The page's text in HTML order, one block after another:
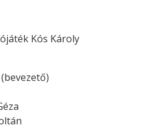
Kós Károly